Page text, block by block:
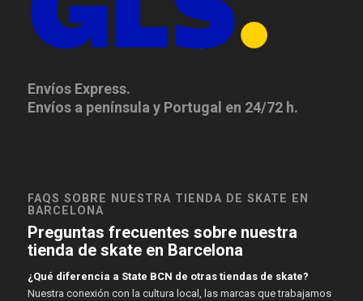
Envíos Express.
Envíos a península y Portugal en 24/72 h.
FAQS SOBRE NUESTRA TIENDA DE SKATE EN
BARCELONA
Preguntas frecuentes sobre nuestra
tienda de skate en Barcelona
¿Qué diferencia a State BCN de otras tiendas de skate?
Nuestra conexión con la cultura local, las marcas que trabajamos